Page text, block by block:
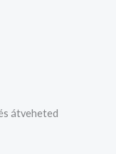
átveheted